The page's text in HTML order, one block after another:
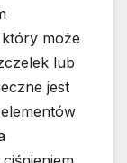
może
lub
jest